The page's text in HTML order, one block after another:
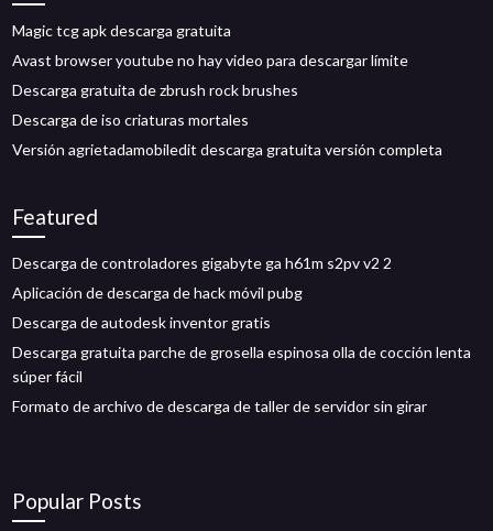
Magic tcg apk descarga gratuita
Avast browser youtube no hay video para descargar límite
Descarga gratuita de zbrush rock brushes
Descarga de iso criaturas mortales
Versión agrietadamobiledit descarga gratuita versión completa
Featured
Descarga de controladores gigabyte ga h61m s2pv v2 2
Aplicación de descarga de hack móvil pubg
Descarga de autodesk inventor gratis
Descarga gratuita parche de grosella espinosa olla de cocción lenta
súper fácil
Formato de archivo de descarga de taller de servidor sin girar
Popular Posts